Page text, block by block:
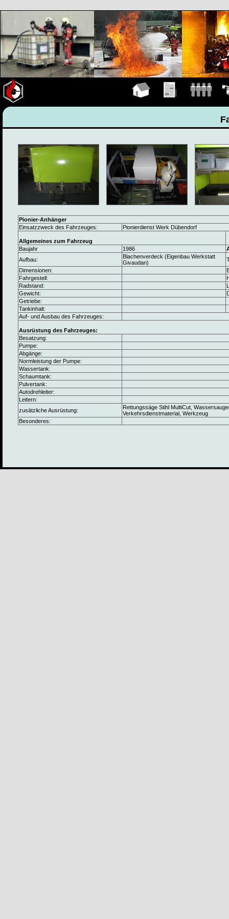
Pionier-Anhänger
Einsatzzweck des Fahrzeuges:
Pionierdienst Werk Dübendorf
Allgemeines zum Fahrzeug
Baujahr
1986
Aufbau:
Blachenverdeck (Eigenbau Werkstatt
Givaudan)
Dimensionen:
Fahrgestell:
Radstand:
Gewicht:
Getriebe:
Tankinhalt:
Auf- und Ausbau des Fahrzeuges:
Ausrüstung des Fahrzeuges:
Besatzung:
Pumpe:
Abgänge:
Normleistung der Pumpe:
Wassertank:
Schaumtank:
Pulvertank:
Autodrehleiter:
Leitern:
zusätzliche Ausrüstung:
Rettungssäge Stihl MultiCut,
Verkehrsdienstmaterial, Werkzeug
Besonderes: